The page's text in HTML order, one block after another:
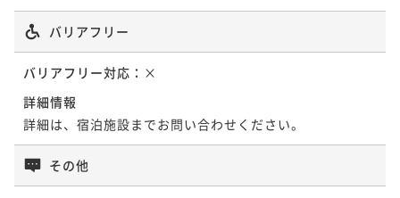
バリアフリー
バリアフリー対応： ×
詳細情報
詳細は、宿泊施設までお問い合わせください。
その他